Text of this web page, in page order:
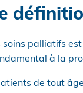
palliatifs
à la
de tout